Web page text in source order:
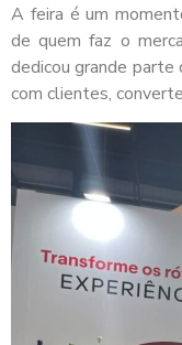
A feira é um
de quem faz o
dedicou grande parte
com clientes,